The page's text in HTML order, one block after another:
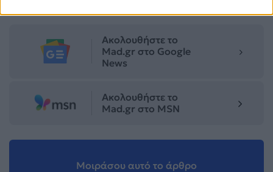
Ακολουθήστε το
Mad.gr στο Google
News
Ακολουθήστε το
Mad.gr στο MSN
Μοιράσου αυτό το άρθρο